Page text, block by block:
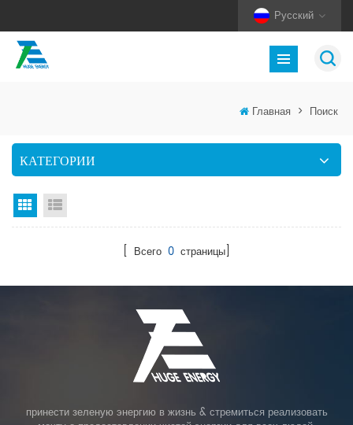
Русский
Главная > Поиск
КАТЕГОРИИ
Вид сетки
[ Всего 0 страницы]
принести зеленую энергию в жизнь & стремиться реализовать